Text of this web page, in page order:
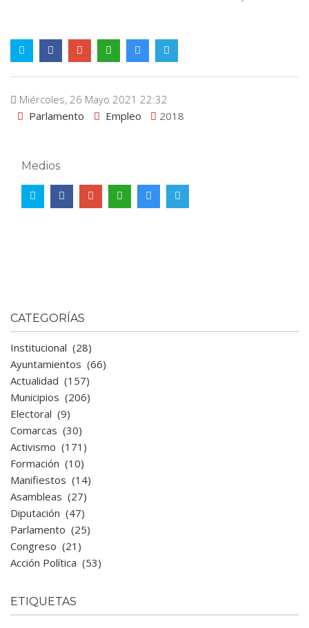
Miércoles, 26 Mayo 2021 22:32
Parlamento
Empleo 2018
Medios
CATEGORÍAS
Institucional (28)
Ayuntamientos (66)
Actualidad (157)
Municipios (206)
Electoral (9)
Comarcas (30)
Activismo (171)
Formación (10)
Manifiestos (14)
Asambleas (27)
Diputación (47)
Parlamento (25)
Congreso (21)
Acción Política (53)
ETIQUETAS